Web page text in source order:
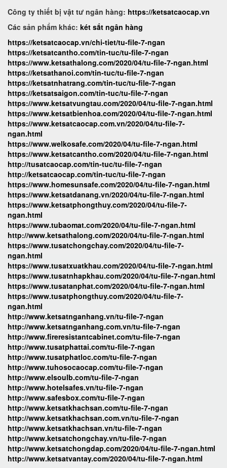
Công ty thiết bị vật tư ngân hàng: https://ketsatcaocap.vn
Các sản phẩm khác: két sắt ngân hàng
https://ketsatcaocap.vn/chi-tiet/tu-file-7-ngan
https://ketsatcantho.com/tin-tuc/tu-file-7-ngan
https://www.ketsathalong.com/2020/04/tu-file-7-ngan.html
https://ketsathanoi.com/tin-tuc/tu-file-7-ngan
https://ketsatnhatrang.com/tin-tuc/tu-file-7-ngan
https://ketsatsaigon.com/tin-tuc/tu-file-7-ngan
https://www.ketsatvungtau.com/2020/04/tu-file-7-ngan.html
https://www.ketsatbienhoa.com/2020/04/tu-file-7-ngan.html
https://www.ketsatcaocap.com.vn/2020/04/tu-file-7-
ngan.html
https://www.welkosafe.com/2020/04/tu-file-7-ngan.html
https://www.ketsatcantho.com/2020/04/tu-file-7-ngan.html
http://tusatcaocap.com/tin-tuc/tu-file-7-ngan
http://ketsatcaocap.com/tin-tuc/tu-file-7-ngan
https://www.homesunsafe.com/2020/04/tu-file-7-ngan.html
https://www.ketsatdanang.vn/2020/04/tu-file-7-ngan.html
https://www.ketsatphongthuy.com/2020/04/tu-file-7-
ngan.html
https://www.tubaomat.com/2020/04/tu-file-7-ngan.html
http://www.ketsathalong.com/2020/04/tu-file-7-ngan.html
https://www.tusatchongchay.com/2020/04/tu-file-7-
ngan.html
https://www.tusatxuatkhau.com/2020/04/tu-file-7-ngan.html
https://www.tusatnhapkhau.com/2020/04/tu-file-7-ngan.html
https://www.tusatanphat.com/2020/04/tu-file-7-ngan.html
https://www.tusatphongthuy.com/2020/04/tu-file-7-
ngan.html
http://www.ketsatnganhang.vn/tu-file-7-ngan
http://www.ketsatnganhang.com.vn/tu-file-7-ngan
http://www.fireresistantcabinet.com/tu-file-7-ngan
http://www.tusatphattai.com/tu-file-7-ngan
http://www.tusatphatloc.com/tu-file-7-ngan
http://www.tuhosocaocap.com/tu-file-7-ngan
http://www.elsoulb.com/tu-file-7-ngan
http://www.hotelsafes.vn/tu-file-7-ngan
http://www.safesbox.com/tu-file-7-ngan
http://www.ketsatkhachsan.com/tu-file-7-ngan
http://www.ketsatkhachsan.com.vn/tu-file-7-ngan
http://www.ketsatkhachsan.vn/tu-file-7-ngan
http://www.ketsatchongchay.vn/tu-file-7-ngan
http://www.ketsatchongdap.com/2020/04/tu-file-7-ngan.html
http://www.ketsatvantay.com/2020/04/tu-file-7-ngan.html